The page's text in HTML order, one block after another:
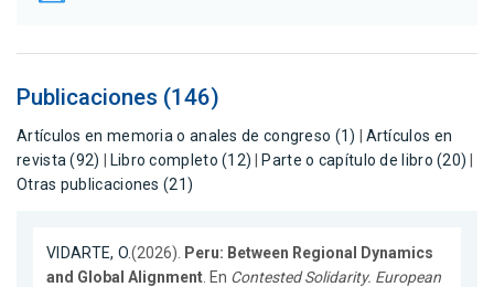
Publicaciones (146)
Artículos en memoria o anales de congreso (1)
Artículos en
revista (92)
Libro completo (12) Parte o capítulo de libro (20)
Otras publicaciones (21)
VIDARTE, O.(2026).
Peru: Between Regional Dynamics
and Global Alignment . En Contested Solidarity. European